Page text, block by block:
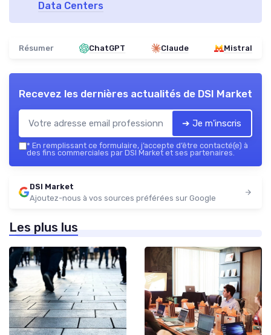
Data Centers
Résumer ChatGPT Claude Mistral
Recevez les dernières actualités de DSI Market
➔ Je m'inscris
* En remplissant ce formulaire, j’accepte d’être contacté(e) à
des fins commerciales par DSI Market et ses partenaires.
DSI Market
Ajoutez-nous à vos sources préférées sur Google
Les plus lus